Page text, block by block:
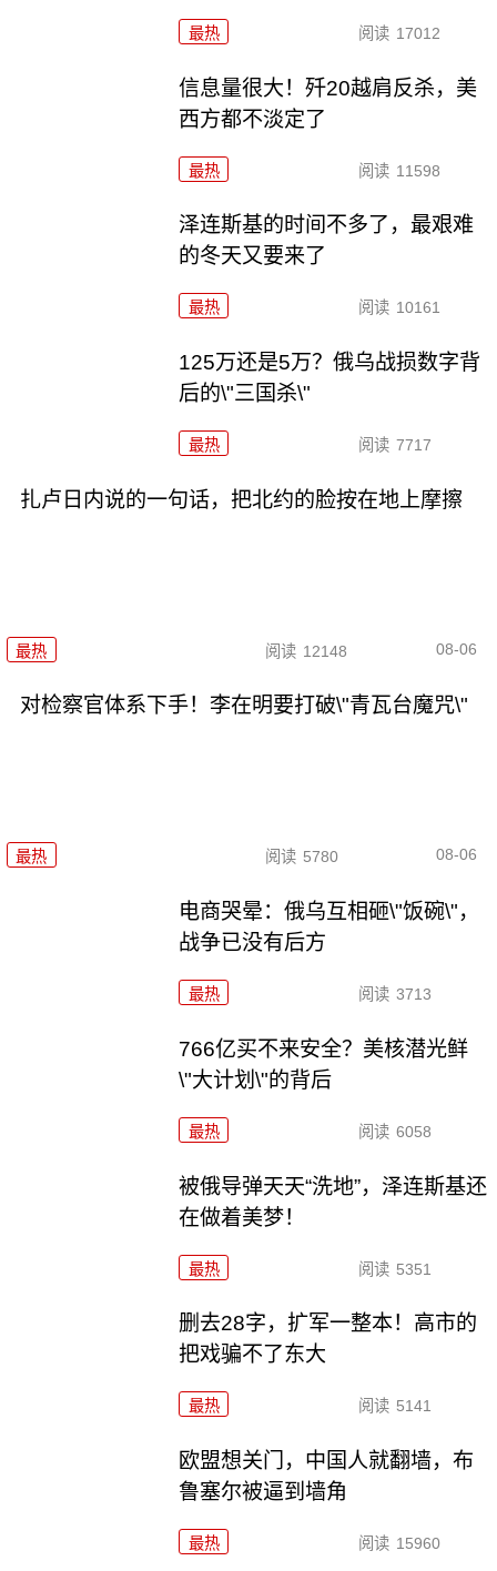
最热 阅读 17012
信息量很大！歼20越肩反杀，美
西方都不淡定了
最热 阅读 11598
泽连斯基的时间不多了，最艰难
的冬天又要来了
最热 阅读 10161
125万还是5万？俄乌战损数字背
后的\"三国杀\"
最热 阅读 7717
扎卢日内说的一句话，把北约的脸按在地上摩擦
最热 阅读 12148 08-06
对检察官体系下手！李在明要打破\"青瓦台魔咒\"
最热 阅读 5780 08-06
电商哭晕：俄乌互相砸\"饭碗\"，
战争已没有后方
最热 阅读 3713
766亿买不来安全？美核潜光鲜
\"大计划\"的背后
最热 阅读 6058
被俄导弹天天“洗地”，泽连斯基还
在做着美梦！
最热 阅读 5351
删去28字，扩军一整本！高市的
把戏骗不了东大
最热 阅读 5141
欧盟想关门，中国人就翻墙，布
鲁塞尔被逼到墙角
最热 阅读 15960